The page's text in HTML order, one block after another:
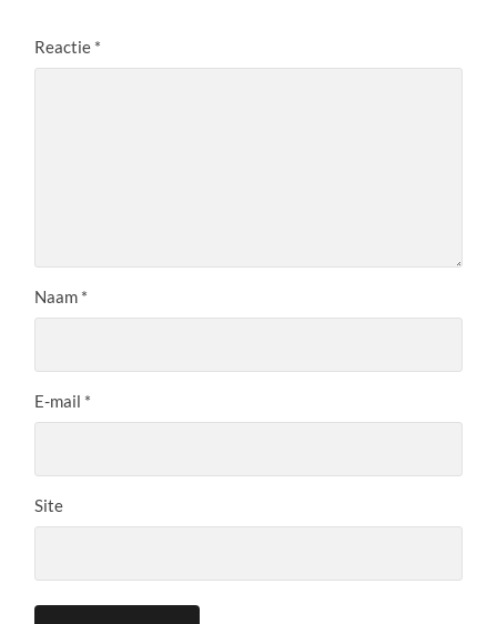
Reactie *
Naam *
E-mail *
Site